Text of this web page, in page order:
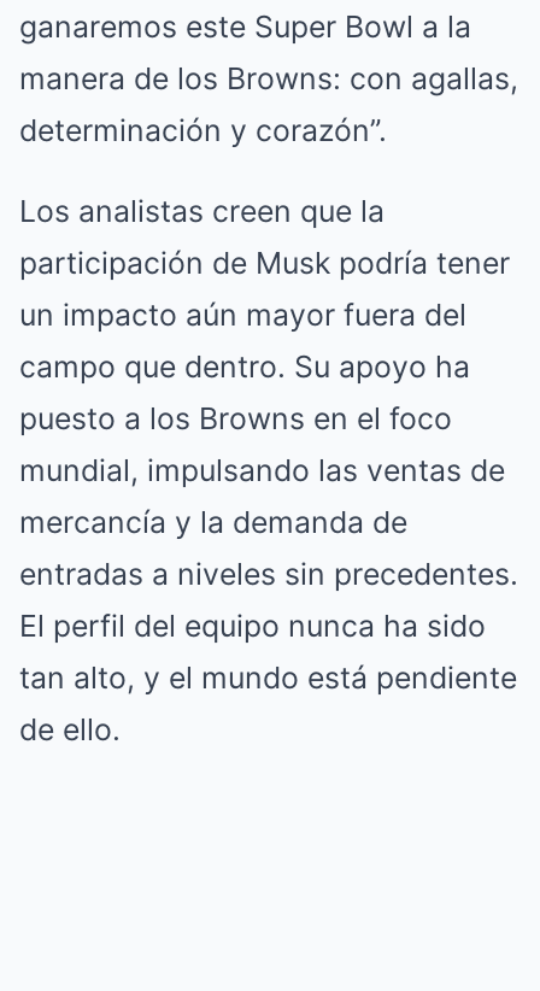
ganaremos este Super Bowl a la
manera de los Browns: con agallas,
determinación y corazón”.
Los analistas creen que la
participación de Musk podría tener
un impacto aún mayor fuera del
campo que dentro. Su apoyo ha
puesto a los Browns en el foco
mundial, impulsando las ventas de
mercancía y la demanda de
entradas a niveles sin precedentes.
El perfil del equipo nunca ha sido
tan alto, y el mundo está pendiente
de ello.